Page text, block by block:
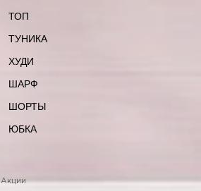
ТОП
ТУНИКА
ХУДИ
ШАРФ
ШОРТЫ
ЮБКА
Акции